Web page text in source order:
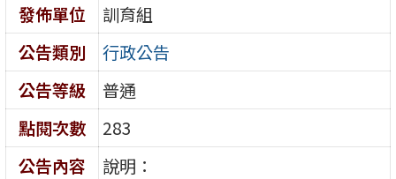
發佈單位
訓育組
公告類別
行政公告
公告等級
普通
點閱次數
283
公告內容
說明：